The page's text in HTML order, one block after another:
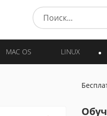
MAC OS LINUX